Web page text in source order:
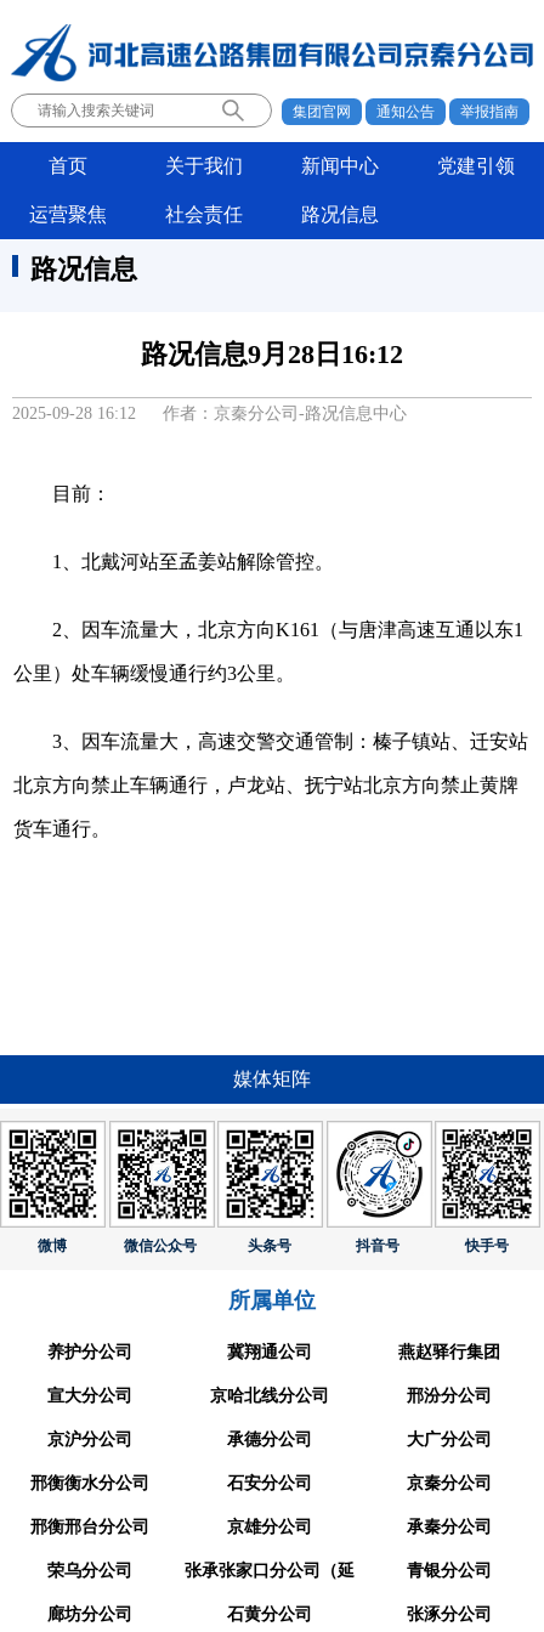
集团官网 通知公告 举报指南
首页 关于我们 新闻中心 党建引领
运营聚焦 社会责任 路况信息
路况信息
路况信息9月28日16:12
2025-09-28 16:12 作者：京秦分公司-路况信息中心
目前：
1 、北戴河站至孟姜站解除管控。
2 、因车流量大，北京方向K161 （与唐津高速互通以东1
公里）处车辆缓慢通行约3公里。
3 、因车流量大，高速交警交通管制：榛子镇站、迁安站
北京方向禁止车辆通行，卢龙站、抚宁站北京方向禁止黄牌
货车通行。
媒体矩阵
微博 微信公众号 头条号 抖音号 快手号
所属单位
养护分公司 冀翔通公司 燕赵驿行集团
宣大分公司 京哈北线分公司 邢汾分公司
京沪分公司 承德分公司 大广分公司
邢衡衡水分公司 石安分公司 京秦分公司
邢衡邢台分公司 京雄分公司 承秦分公司
荣乌分公司 张承张家口分公司（延
崇分公司）
青银分公司
廊坊分公司 石黄分公司 张涿分公司